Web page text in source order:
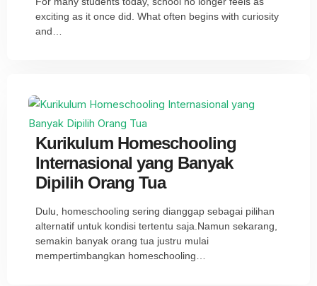
exciting as it once did. What often begins with curiosity
and…
Kurikulum Homeschooling
Internasional yang Banyak
Dipilih Orang Tua
Dulu, homeschooling sering dianggap sebagai pilihan
alternatif untuk kondisi tertentu saja.Namun sekarang,
semakin banyak orang tua justru mulai
mempertimbangkan homeschooling…